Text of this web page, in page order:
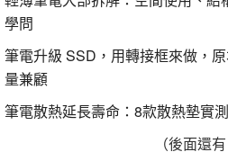
學問
筆電升級 SSD，用轉接框來做，
量兼顧
筆電散熱延長壽命：8款散熱墊實
（後面還